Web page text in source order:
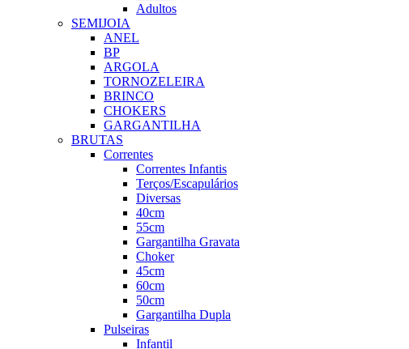
Adultos
SEMIJOIA
ANEL
BP
ARGOLA
TORNOZELEIRA
BRINCO
CHOKERS
GARGANTILHA
BRUTAS
Correntes
Correntes Infantis
Terços/Escapulários
Diversas
40cm
55cm
Gargantilha Gravata
Choker
45cm
60cm
50cm
Gargantilha Dupla
Pulseiras
Infantil